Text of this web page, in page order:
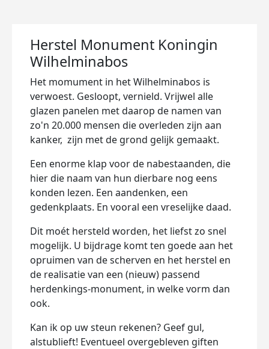
Herstel Monument Koningin
Wilhelminabos
Het momument in het Wilhelminabos is
verwoest. Gesloopt, vernield. Vrijwel alle
glazen panelen met daarop de namen van
zo'n 20.000 mensen die overleden zijn aan
kanker, zijn met de grond gelijk gemaakt.
Een enorme klap voor de nabestaanden, die
hier die naam van hun dierbare nog eens
konden lezen. Een aandenken, een
gedenkplaats. En vooral een vreselijke daad.
Dit moét hersteld worden, het liefst zo snel
mogelijk. U bijdrage komt ten goede aan het
opruimen van de scherven en het herstel en
de realisatie van een (nieuw) passend
herdenkings-monument, in welke vorm dan
ook.
Kan ik op uw steun rekenen? Geef gul,
alstublieft! Eventueel overgebleven giften